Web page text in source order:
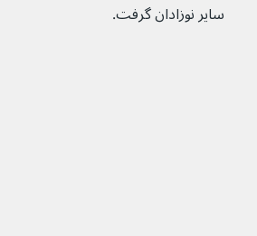
سایر نوزادان گرفت.